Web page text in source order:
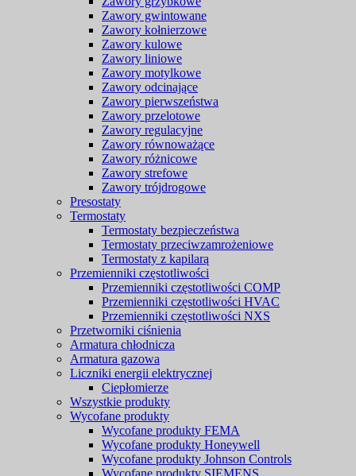
Zawory gwintowane
Zawory kołnierzowe
Zawory kulowe
Zawory liniowe
Zawory motylkowe
Zawory odcinające
Zawory pierwszeństwa
Zawory przelotowe
Zawory regulacyjne
Zawory równoważące
Zawory różnicowe
Zawory strefowe
Zawory trójdrogowe
Presostaty
Termostaty
Termostaty bezpieczeństwa
Termostaty przeciwzamrożeniowe
Termostaty z kapilarą
Przemienniki częstotliwości
Przemienniki częstotliwości COMP
Przemienniki częstotliwości HVAC
Przemienniki częstotliwości NXS
Przetworniki ciśnienia
Armatura chłodnicza
Armatura gazowa
Liczniki energii elektrycznej
Ciepłomierze
Wszystkie produkty
Wycofane produkty
Wycofane produkty FEMA
Wycofane produkty Honeywell
Wycofane produkty Johnson Controls
Wycofane produkty SIEMENS